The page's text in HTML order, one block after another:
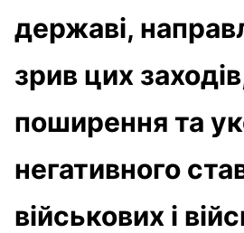
державі,
зрив цих
поширення та
негативного
військових і